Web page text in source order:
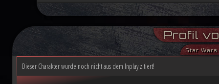
Im Lichte ihres Sieges ruft die
aufständische Welten nutzen die
Demokratiebewegung an. Während
Profil
Star
Dieser Charakter wurde noch nicht aus dem Inplay zitiert!